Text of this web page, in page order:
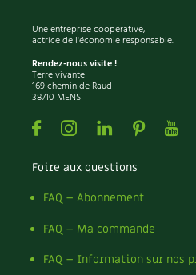
Une entreprise coopérative,
actrice de l'économie responsable.
Rendez-nous visite !
Terre vivante
169 chemin de Raud
38710 MENS
FacebookInstagramLinkedin
Pinterest
Foire aux questions
FAQ – Abonnement
FAQ – Ma commande
FAQ – Information sur nos